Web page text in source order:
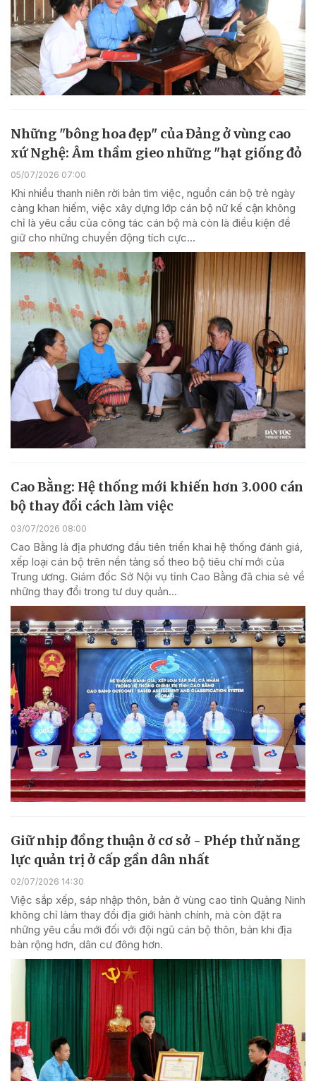
Những "bông hoa đẹp" của Đảng ở vùng cao
xứ Nghệ: Âm thầm gieo những "hạt giống đỏ
05/07/2026 07:00
Khi nhiều thanh niên rời bản tìm việc, nguồn cán bộ trẻ ngày
càng khan hiếm, việc xây dựng lớp cán bộ nữ kế cận không
chỉ là yêu cầu của công tác cán bộ mà còn là điều kiện để
giữ cho những chuyển động tích cực...
Cao Bằng: Hệ thống mới khiến hơn 3.000 cán
bộ thay đổi cách làm việc
03/07/2026 08:00
Cao Bằng là địa phương đầu tiên triển khai hệ thống đánh giá,
xếp loại cán bộ trên nền tảng số theo bộ tiêu chí mới của
Trung ương. Giám đốc Sở Nội vụ tỉnh Cao Bằng đã chia sẻ về
những thay đổi trong tư duy quản...
Giữ nhịp đồng thuận ở cơ sở - Phép thử năng
lực quản trị ở cấp gần dân nhất
02/07/2026 14:30
Việc sắp xếp, sáp nhập thôn, bản ở vùng cao tỉnh Quảng Ninh
không chỉ làm thay đổi địa giới hành chính, mà còn đặt ra
những yêu cầu mới đối với đội ngũ cán bộ thôn, bản khi địa
bàn rộng hơn, dân cư đông hơn.